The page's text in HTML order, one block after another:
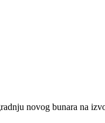
novog bunara na